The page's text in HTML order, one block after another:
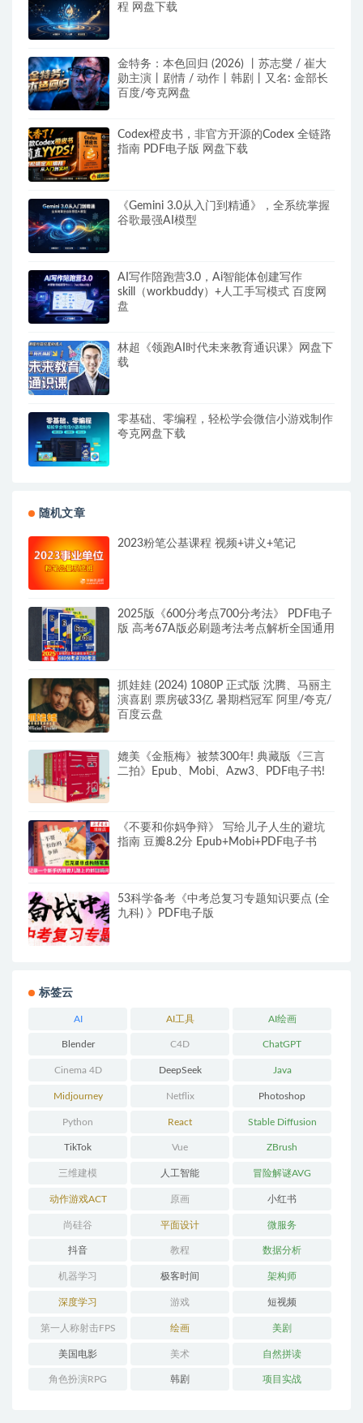
程 网盘下载
金特务：本色回归 (2026) 丨苏志燮 / 崔大
勋主演丨剧情 / 动作丨韩剧丨又名: 金部长
百度/夸克网盘
Codex橙皮书，非官方开源的Codex 全链路
指南 PDF电子版 网盘下载
《Gemini 3.0从入门到精通》，全系统掌握
谷歌最强AI模型
AI写作陪跑营3.0，Ai智能体创建写作
skill（workbuddy）+人工手写模式 百度网
盘
林超《领跑AI时代未来教育通识课》网盘下
载
零基础、零编程，轻松学会微信小游戏制作
夸克网盘下载
随机文章
2023粉笔公基课程 视频+讲义+笔记
2025版《600分考点700分考法》 PDF电子
版 高考67A版必刷题考法考点解析全国通用
抓娃娃 (2024) 1080P 正式版 沈腾、马丽主
演喜剧 票房破33亿 暑期档冠军 阿里/夸克/
百度云盘
媲美《金瓶梅》被禁300年! 典藏版《三言
二拍》Epub、Mobi、Azw3、PDF电子书!
《不要和你妈争辩》 写给儿子人生的避坑
指南 豆瓣8.2分 Epub+Mobi+PDF电子书
53科学备考《中考总复习专题知识要点 (全
九科) 》PDF电子版
标签云
AI AI工具 AI绘画
Blender C4D ChatGPT
Cinema 4D DeepSeek Java
Midjourney Netflix Photoshop
Python React Stable Diffusion
TikTok Vue ZBrush
三维建模 人工智能 冒险解谜AVG
动作游戏ACT 原画 小红书
尚硅谷 平面设计 微服务
抖音 教程 数据分析
机器学习 极客时间 架构师
深度学习 游戏 短视频
第一人称射击FPS 绘画 美剧
美国电影 美术 自然拼读
角色扮演RPG 韩剧 项目实战